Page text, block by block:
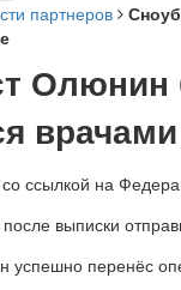
партнеров
Олюнин
ссылкой на
выписки
успешно перенёс